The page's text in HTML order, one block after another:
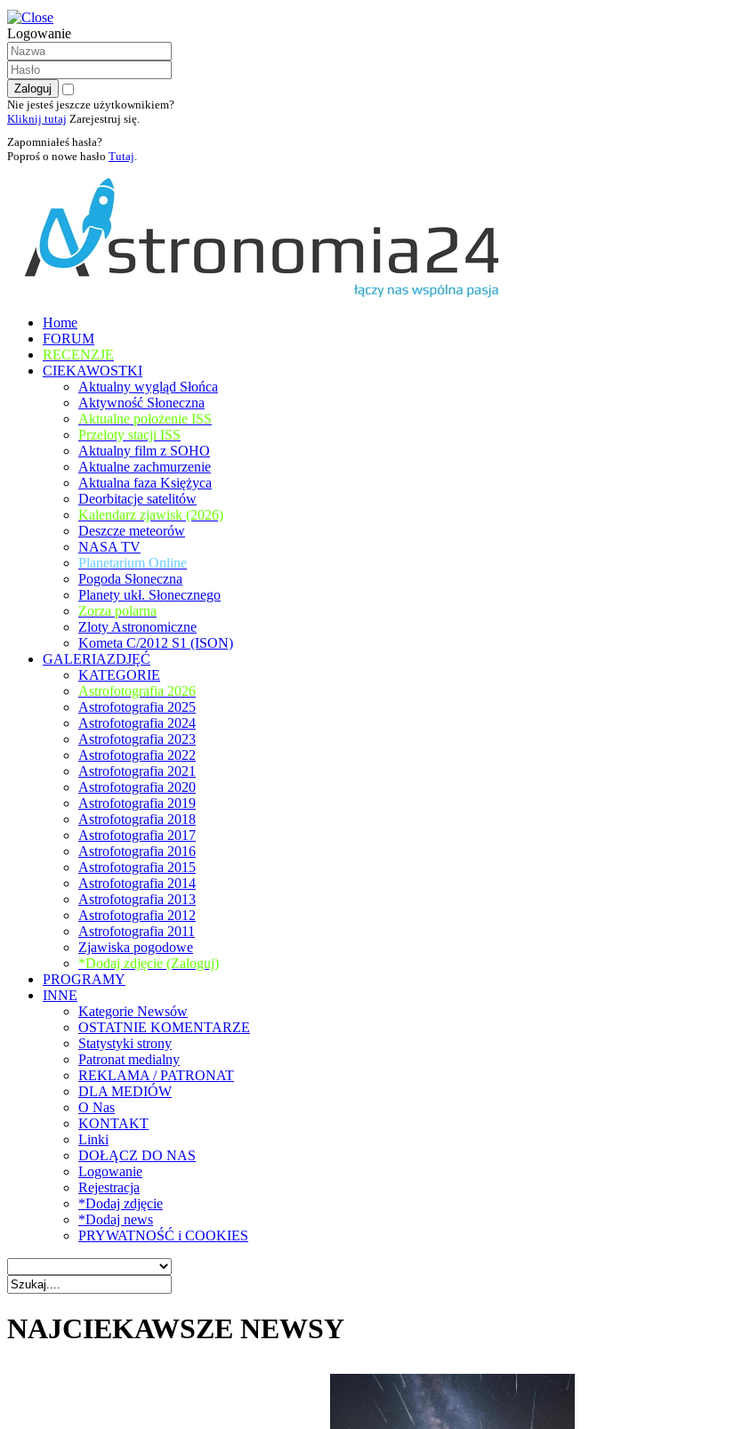
Logowanie
Nie jesteś jeszcze użytkownikiem?
Kliknij tutaj Zarejestruj się.
Zapomniałeś hasła?
Poproś o nowe hasło Tutaj.
Home
FORUM
RECENZJE
CIEKAWOSTKI
Aktualny wygląd Słońca
Aktywność Słoneczna
Aktualne położenie ISS
Przeloty stacji ISS
Aktualny film z SOHO
Aktualne zachmurzenie
Aktualna faza Księżyca
Deorbitacje satelitów
Kalendarz zjawisk (2026)
Deszcze meteorów
NASA TV
Planetarium Online
Pogoda Słoneczna
Planety ukł. Słonecznego
Zorza polarna
Zloty Astronomiczne
Kometa C/2012 S1 (ISON)
GALERIAZDJĘĆ
KATEGORIE
Astrofotografia 2026
Astrofotografia 2025
Astrofotografia 2024
Astrofotografia 2023
Astrofotografia 2022
Astrofotografia 2021
Astrofotografia 2020
Astrofotografia 2019
Astrofotografia 2018
Astrofotografia 2017
Astrofotografia 2016
Astrofotografia 2015
Astrofotografia 2014
Astrofotografia 2013
Astrofotografia 2012
Astrofotografia 2011
Zjawiska pogodowe
*Dodaj zdjęcie (Zaloguj)
PROGRAMY
INNE
Kategorie Newsów
OSTATNIE KOMENTARZE
Statystyki strony
Patronat medialny
REKLAMA / PATRONAT
DLA MEDIÓW
O Nas
KONTAKT
Linki
DOŁĄCZ DO NAS
Logowanie
Rejestracja
*Dodaj zdjęcie
*Dodaj news
PRYWATNOŚĆ i COOKIES
NAJCIEKAWSZE NEWSY